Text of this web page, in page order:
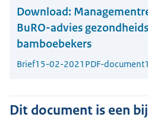
Download:
BuRO-advies
bamboebekers
Brief15-02-2021 PDF-document
Dit document is een